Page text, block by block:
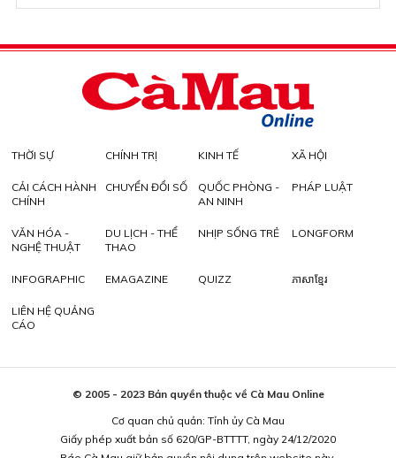
THỜI SỰ CHÍNH TRỊ KINH TẾ XÃ HỘI
CẢI CÁCH HÀNH
CHÍNH
CHUYỂN ĐỔI SỐ
QUỐC PHÒNG -
AN NINH
PHÁP LUẬT
VĂN HÓA -
NGHỆ THUẬT
DU LỊCH - THỂ
THAO
NHỊP SỐNG TRẺ LONGFORM
INFOGRAPHIC EMAGAZINE QUIZZ ភាសាខ្មែរ
LIÊN HỆ QUẢNG
CÁO
© 2005 - 2023 Bản quyền thuộc về Cà Mau Online
Cơ quan chủ quản: Tỉnh ủy Cà Mau
Giấy phép xuất bản số 620/GP-BTTTT, ngày 24/12/2020